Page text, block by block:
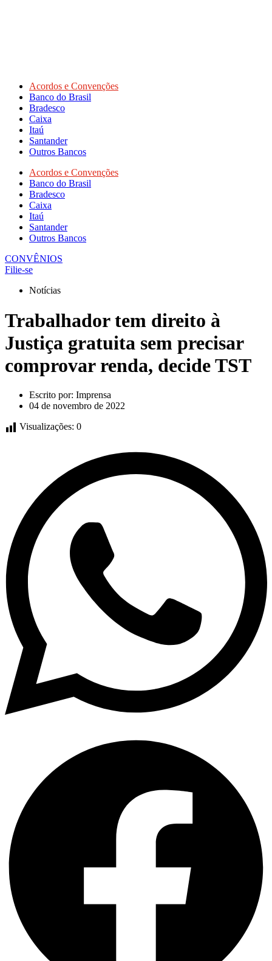
Acordos e Convenções
Banco do Brasil
Bradesco
Caixa
Itaú
Santander
Outros Bancos
Acordos e Convenções
Banco do Brasil
Bradesco
Caixa
Itaú
Santander
Outros Bancos
CONVÊNIOS
Filie-se
Notícias
Trabalhador tem direito à
Justiça gratuita sem precisar
comprovar renda, decide TST
Escrito por: Imprensa
04 de novembro de 2022
Visualizações: 0